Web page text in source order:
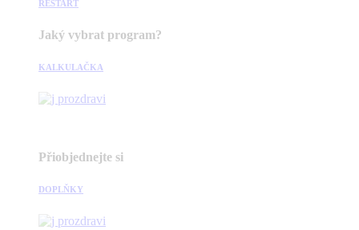
RESTART
Jaký vybrat program?
KALKULAČKA
Přiobjednejte si
DOPLŇKY